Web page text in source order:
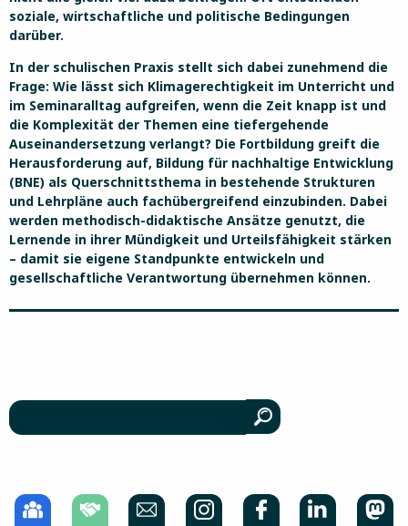
soziale, wirtschaftliche und politische Bedingungen
darüber.
In der schulischen Praxis stellt sich dabei zunehmend die
Frage: Wie lässt sich Klimagerechtigkeit im Unterricht und
im Seminaralltag aufgreifen, wenn die Zeit knapp ist und
die Komplexität der Themen eine tiefergehende
Auseinandersetzung verlangt? Die Fortbildung greift die
Herausforderung auf, Bildung für nachhaltige Entwicklung
(BNE) als Querschnittsthema in bestehende Strukturen
und Lehrpläne auch fachübergreifend einzubinden. Dabei
werden methodisch-didaktische Ansätze genutzt, die
Lernende in ihrer Mündigkeit und Urteilsfähigkeit stärken
– damit sie eigene Standpunkte entwickeln und
gesellschaftliche Verantwortung übernehmen können.